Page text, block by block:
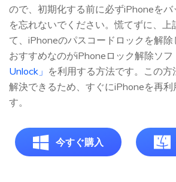
ので、初期化する前に必ずiPhoneをバ
を忘れないでください。慌てずに、上
て、iPhoneのパスコードロックを解
おすすめなのがiPhoneロック解除ソフ
Unlock」 を利用する方法です。この
解決できるため、すぐにiPhoneを再利
す。
今すぐ購入